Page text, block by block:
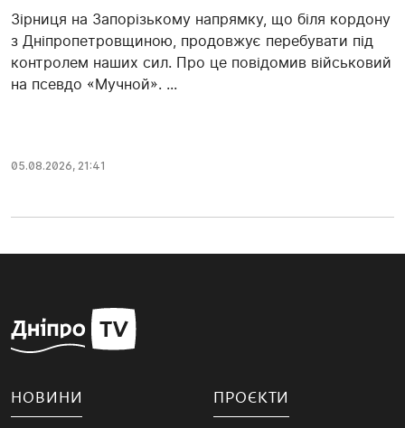
Зірниця на Запорізькому напрямку, що біля кордону
з Дніпропетровщиною, продовжує перебувати під
контролем наших сил. Про це повідомив військовий
на псевдо «Мучной». ...
05.08.2026, 21:41
НОВИНИ ПРОЄКТИ